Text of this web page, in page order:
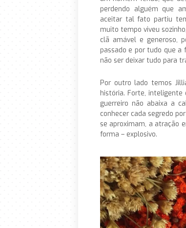
perdendo alguém que
aceitar tal fato partiu
muito tempo viveu
clã amável e generoso,
passado e por tudo que a
não ser deixar tudo para
Por outro lado temos
história. Forte, inteligente
guerreiro não abaixa a
conhecer cada segredo
se aproximam, a atração
forma – explosivo.